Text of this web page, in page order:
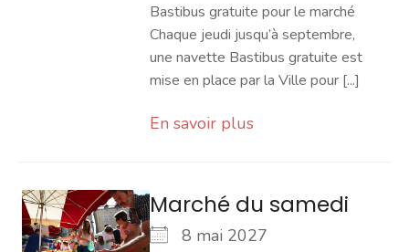
Bastibus gratuite pour le marché
Chaque jeudi jusqu’à septembre,
une navette Bastibus gratuite est
mise en place par la Ville pour [...]
En savoir plus
Marché du samedi
8 mai 2027